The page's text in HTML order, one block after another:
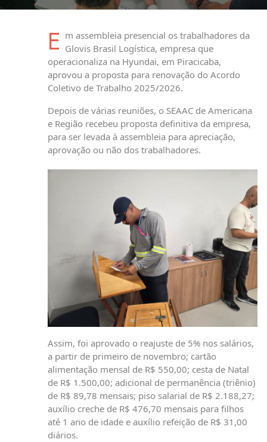
E m assembleia presencial os trabalhadores da
Glovis Brasil Logística, empresa que
operacionaliza na Hyundai, em Piracicaba,
aprovou a proposta para renovação do Acordo
Coletivo de Trabalho 2025/2026.
Depois de várias reuniões, o SEAAC de Americana
e Região recebeu proposta definitiva da empresa,
para ser levada à assembleia para apreciação,
aprovação ou não dos trabalhadores.
Assim, foi aprovado o reajuste de 5% nos salários,
a partir de primeiro de novembro; cartão
alimentação mensal de R$ 550,00; cesta de Natal
de R$ 1.500,00; adicional de permanência (triênio)
de R$ 89,78 mensais; piso salarial de R$ 2.188,27;
auxílio creche de R$ 476,70 mensais para filhos
até 1 ano de idade e auxílio refeição de R$ 31,00
diários.